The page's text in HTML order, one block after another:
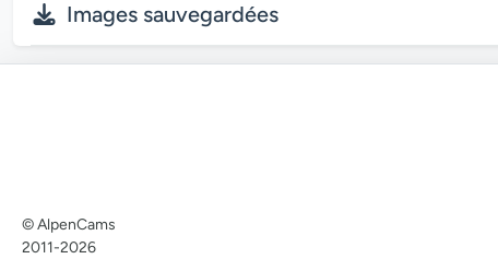
Images sauvegardées
© AlpenCams
2011-2026